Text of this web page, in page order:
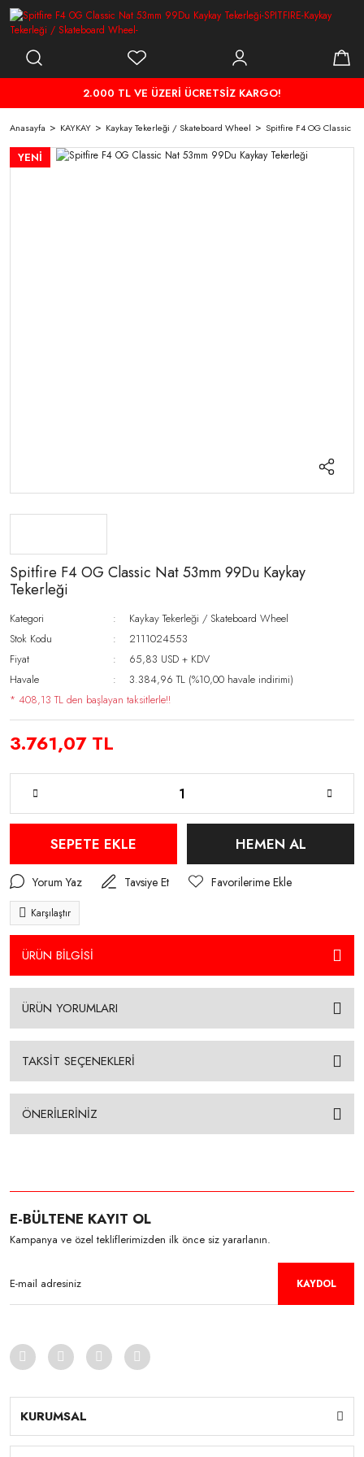
2.000 TL VE ÜZERİ ÜCRETSİZ KARGO!
Anasayfa KAYKAY Kaykay Tekerleği / Skateboard Wheel Spitfire F4 OG Classic
YENİ
Spitfire F4 OG Classic Nat 53mm 99Du Kaykay
Tekerleği
Kategori
Kaykay Tekerleği / Skateboard Wheel
Stok Kodu
2111024553
Fiyat
65,83 USD + KDV
Havale
3.384,96 TL (%10,00 havale indirimi)
* 408,13 TL den başlayan taksitlerle!!
3.761,07 TL
SEPETE EKLE HEMEN AL
Yorum Yaz Tavsiye Et
Karşılaştır
ÜRÜN BİLGİSİ
ÜRÜN YORUMLARI
TAKSİT SEÇENEKLERİ
ÖNERİLERİNİZ
E-BÜLTENE KAYIT OL
Kampanya ve özel tekliflerimizden ilk önce siz yararlanın.
KAYDOL
KURUMSAL